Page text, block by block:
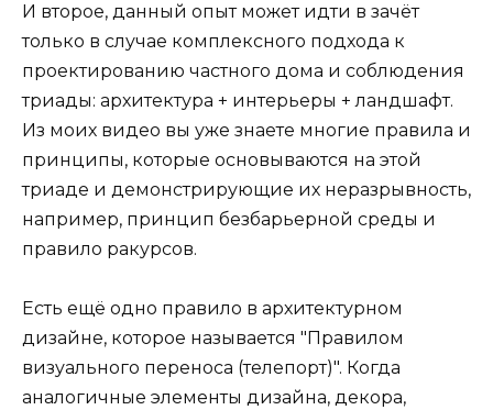
И второе, данный опыт может идти в зачёт
только в случае комплексного подхода к
проектированию частного дома и соблюдения
триады: архитектура + интерьеры + ландшафт.
Из моих видео вы уже знаете многие правила и
принципы, которые основываются на этой
триаде и демонстрирующие их неразрывность,
например, принцип безбарьерной среды и
правило ракурсов.
Есть ещё одно правило в архитектурном
дизайне, которое называется "Правилом
визуального переноса (телепорт)". Когда
аналогичные элементы дизайна, декора,